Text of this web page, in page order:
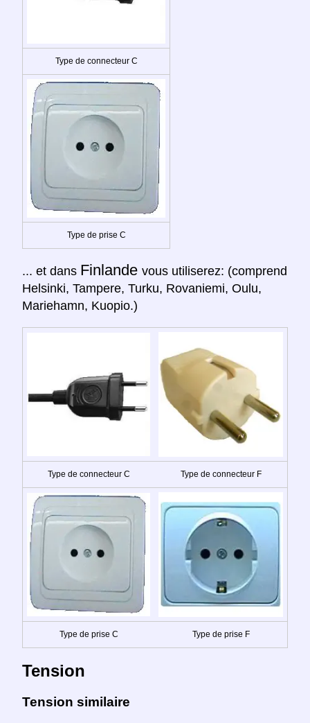
Type de connecteur C
Type de prise C
... et dans Finlande vous utiliserez: (comprend
Helsinki, Tampere, Turku, Rovaniemi, Oulu,
Mariehamn, Kuopio.)
Type de connecteur C Type de connecteur F
Type de prise C Type de prise F
Tension
Tension similaire